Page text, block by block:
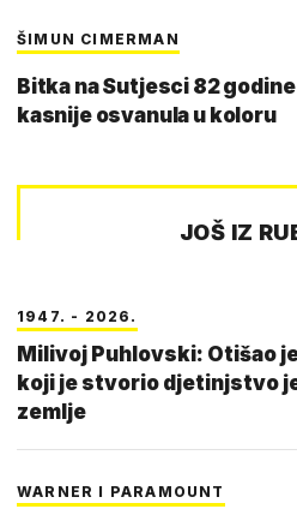
ŠIMUN CIMERMAN
Bitka na Sutjesci 82 godine
kasnije osvanula u koloru
JOŠ IZ
1947. - 2026.
Milivoj Puhlovski: Otišao
koji je stvorio djetinjstvo
zemlje
WARNER I PARAMOUNT